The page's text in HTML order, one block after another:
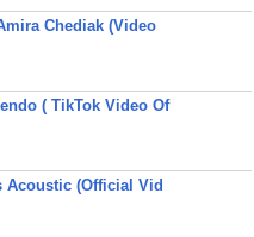
Chediak (Video
( TikTok Video Of
Acoustic (Official Vid